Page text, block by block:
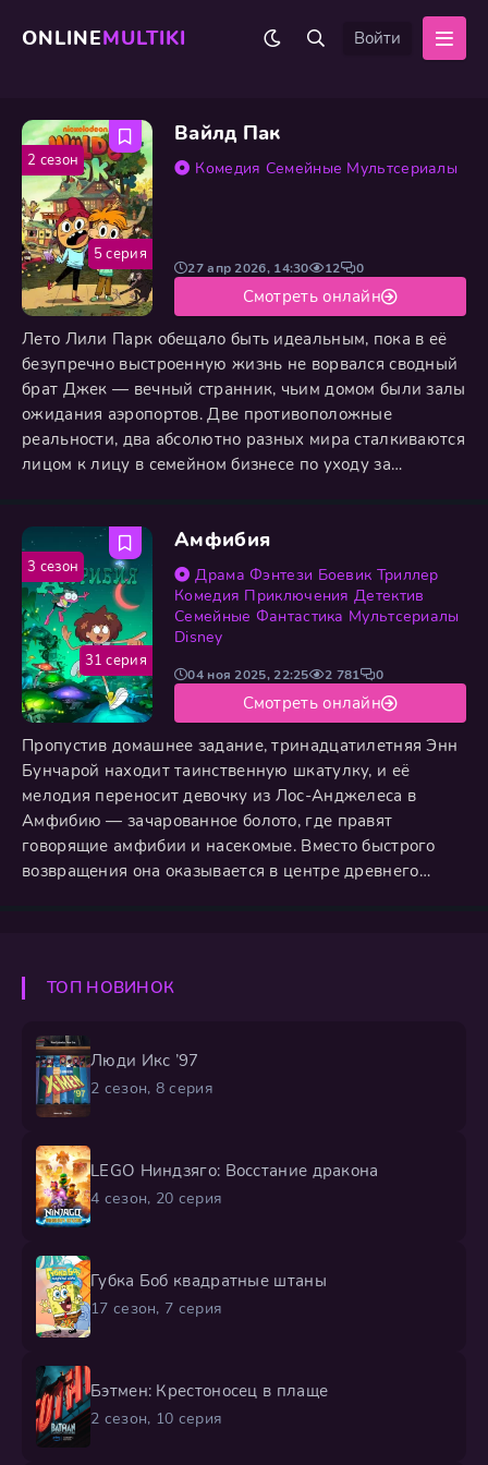
ONLINEMULTIKI Войти
Вайлд Пак
Комедия Семейные Мультсериалы
Лето Лили Парк обещало быть идеальным, пока в её
безупречно выстроенную жизнь не ворвался сводный
брат Джек — вечный странник, чьим домом были залы
ожидания аэропортов. Две противоположные
реальности, два абсолютно разных мира сталкиваются
лицом к лицу в семейном бизнесе по уходу за
спорят, ведь их разделяют не только прошлое, но и
взгляды на настоящее. Однако, преодолевая взаимное
непонимание и
27 апр 2026, 14:30 12 0
Смотреть онлайн
5 серия
2 сезон
Амфибия
Драма Фэнтези Боевик Триллер
Комедия Приключения Детектив
Семейные Фантастика Мультсериалы
Disney
Пропустив домашнее задание, тринадцатилетняя Энн
Бунчарой находит таинственную шкатулку, и её
мелодия переносит девочку из Лос-Анджелеса в
Амфибию — зачарованное болото, где правят
говорящие амфибии и насекомые. Вместо быстрого
возвращения она оказывается в центре древнего
опору, но чтобы выжить и найти дорогу домой, ей
придётся стать храбрее, сплотиться с друзьями
04 ноя 2025, 22:25 2 781 0
Смотреть онлайн
31 серия
3 сезон
ТОП НОВИНОК
Люди Икс ’97
2 сезон, 8 серия
LEGO Ниндзяго: Восстание дракона
4 сезон, 20 серия
Губка Боб квадратные штаны
17 сезон, 7 серия
Бэтмен: Крестоносец в плаще
2 сезон, 10 серия